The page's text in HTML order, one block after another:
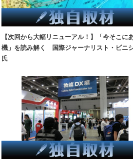
【次回から大幅リニューアル！】「今そこに
機」を読み解く 国際ジャーナリスト・ビニ
氏